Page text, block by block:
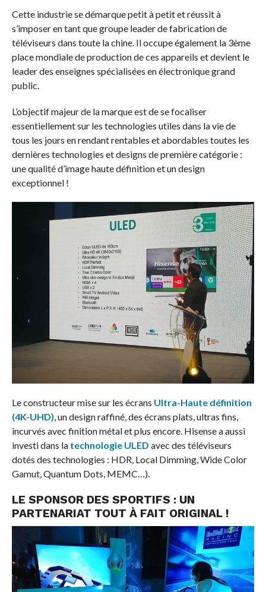
Cette industrie se démarque petit à petit et réussit à
s’imposer en tant que groupe leader de fabrication de
téléviseurs dans toute la chine. Il occupe également la 3ème
place mondiale de production de ces appareils et devient le
leader des enseignes spécialisées en électronique grand
public.
L’objectif majeur de la marque est de se focaliser
essentiellement sur les technologies utiles dans la vie de
tous les jours en rendant rentables et abordables toutes les
dernières technologies et designs de première catégorie :
une qualité d’image haute définition et un design
exceptionnel !
Le constructeur mise sur les écrans Ultra-Haute définition
(4K-UHD), un design raffiné, des écrans plats, ultras fins,
incurvés avec finition métal et plus encore. Hisense a aussi
investi dans la technologie ULED avec des téléviseurs
dotés des technologies : HDR, Local Dimming, Wide Color
Gamut, Quantum Dots, MEMC…).
LE SPONSOR DES SPORTIFS : UN
PARTENARIAT TOUT À FAIT ORIGINAL !